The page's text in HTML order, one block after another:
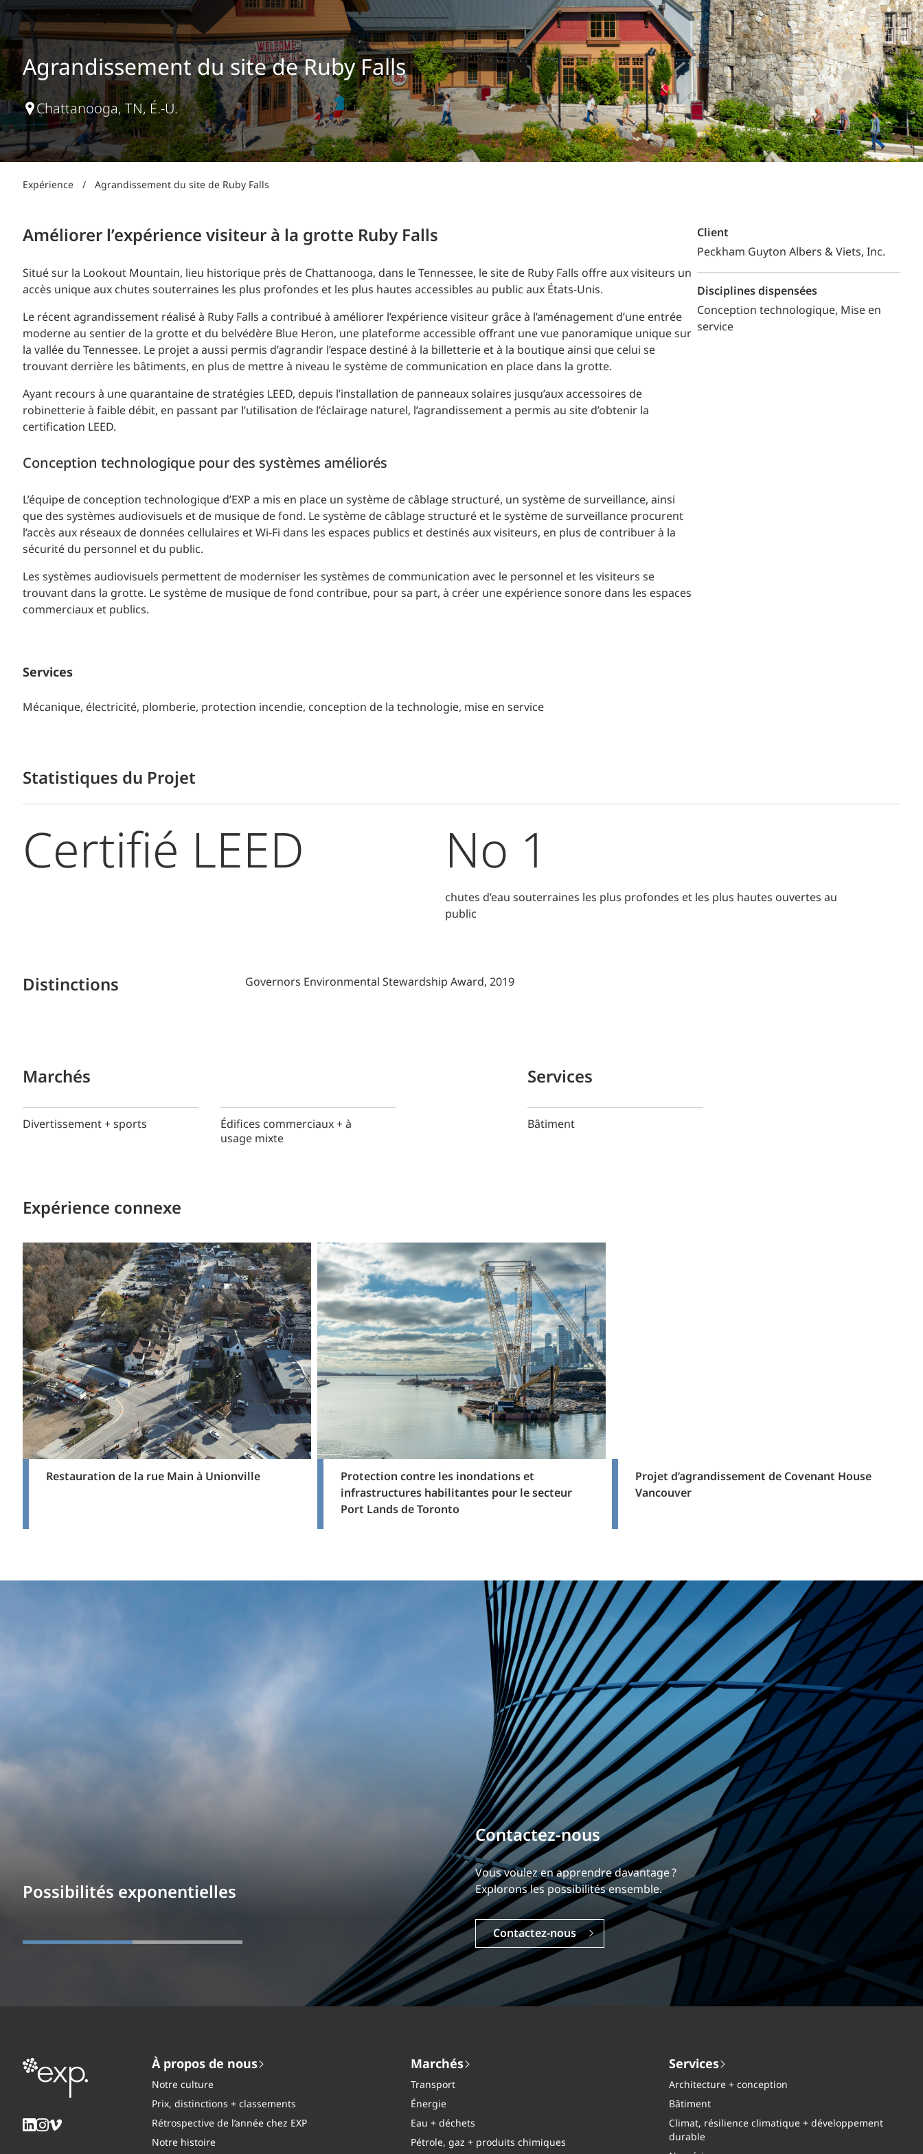
Production d’électricité + énergies renouvelables
Transport + distribution d’électricité
Biocarburants + valorisation énergétique des
déchets
EAU + DÉCHETS
DONNÉES
INDUSTRIEL
SCIENCES + TECHNOLOGIES
SANTÉ
Commerce de détail
HÔTELS + JEU
DIVERTISSEMENT + SPORTS
ARTS + CULTURE
Conception d’éclairage
INFRASTRUCTURES
Planification des transports
Ingénierie + modélisation de la circulation
RÉALISATION DE PROJETS + PROGRAMMES
OPÉRATIONS
Agrandissement du site de Ruby Falls
Chattanooga, TN, É.-U.
Expérience / Agrandissement du site de Ruby Falls
Améliorer l’expérience visiteur à la grotte Ruby Falls
Situé sur la Lookout Mountain, lieu historique près de Chattanooga, dans le Tennessee, le site de Ruby Falls offre aux visiteurs un
accès unique aux chutes souterraines les plus profondes et les plus hautes accessibles au public aux États-Unis.
Le récent agrandissement réalisé à Ruby Falls a contribué à améliorer l’expérience visiteur grâce à l’aménagement d’une entrée
moderne au sentier de la grotte et du belvédère Blue Heron, une plateforme accessible offrant une vue panoramique unique sur
la vallée du Tennessee. Le projet a aussi permis d’agrandir l’espace destiné à la billetterie et à la boutique ainsi que celui se
trouvant derrière les bâtiments, en plus de mettre à niveau le système de communication en place dans la grotte.
Ayant recours à une quarantaine de stratégies LEED, depuis l’installation de panneaux solaires jusqu’aux accessoires de
robinetterie à faible débit, en passant par l’utilisation de l’éclairage naturel, l’agrandissement a permis au site d’obtenir la
certification LEED.
Conception technologique pour des systèmes améliorés
L’équipe de conception technologique d’EXP a mis en place un système de câblage structuré, un système de surveillance, ainsi
que des systèmes audiovisuels et de musique de fond. Le système de câblage structuré et le système de surveillance procurent
l’accès aux réseaux de données cellulaires et Wi-Fi dans les espaces publics et destinés aux visiteurs, en plus de contribuer à la
sécurité du personnel et du public.
Les systèmes audiovisuels permettent de moderniser les systèmes de communication avec le personnel et les visiteurs se
trouvant dans la grotte. Le système de musique de fond contribue, pour sa part, à créer une expérience sonore dans les espaces
commerciaux et publics.
Services
Mécanique, électricité, plomberie, protection incendie, conception de la technologie, mise en service
Client
Peckham Guyton Albers & Viets, Inc.
Disciplines dispensées
Conception technologique Mise en
service
Statistiques du Projet
Certifié LEED No 1
chutes d’eau souterraines les plus profondes et les plus hautes ouvertes au
public
Distinctions Governors Environmental Stewardship Award, 2019
Marchés
Divertissement + sports
Édifices commerciaux + à
usage mixte
Services
Bâtiment
Expérience connexe
Restauration de la rue Main à Unionville
Protection contre les inondations et
infrastructures habilitantes pour le secteur
Port Lands de Toronto
Projet d’agrandissement de Covenant House
Vancouver
Possibilités exponentielles
Bâtissez votre carrière
Notre expérience est ce qui nous différencie.
Explorez une carrière dynamique et gratifiante chez EXP.
Carrières
À propos de nous
Notre culture
Prix, distinctions + classements
Rétrospective de l’année chez EXP
Notre histoire
Marchés
Transport
Énergie
Eau + déchets
Pétrole, gaz + produits chimiques
Services
Architecture + conception
Bâtiment
Climat, résilience climatique + développement
durable